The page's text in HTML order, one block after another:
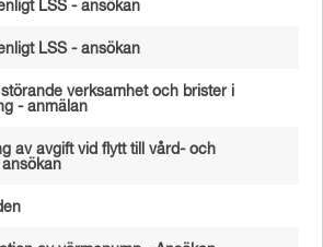
LSS - ansökan
LSS - ansökan
verksamhet och brister i
- anmälan
av avgift vid flytt till vård- och